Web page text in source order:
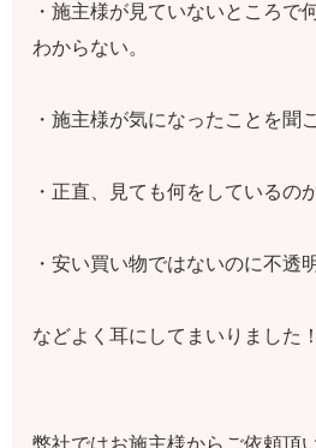
・施主様が見ていないところで
わからない。
・施主様が気になったことを聞
・正直、見ても何をしているの
・安い買い物ではないのに不透明
などよく耳にしてまいりました！
弊社ではお施主様からご依頼頂